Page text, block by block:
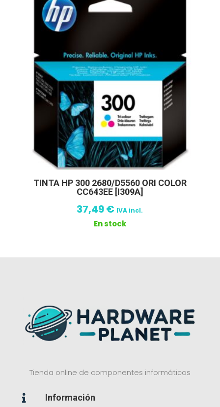
TINTA HP 300 2680/D5560 ORI COLOR
CC643EE [I309A]
37,49€ IVA incl.
En stock
Tienda online de componentes informáticos

Información